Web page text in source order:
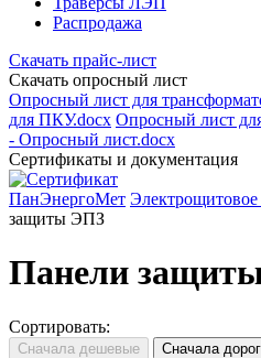
Распродажа
Скачать прайс-лист
Скачать опросный лист
Опросный лист для
для ПКУ.docx Опросный лист
- Опросный лист.docx
Сертификаты и документация
ПанЭнергоМет
защиты ЭПЗ
Панели
Сортировать: